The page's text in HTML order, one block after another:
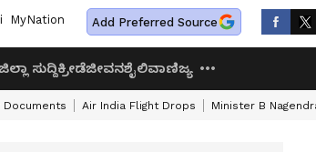
MyNation Add Preferred Source
ಸುದ್ದಿಕ್ರೀಡೆಜೀವನಶೈಲಿವಾಣಿಜ್ಯ
Documents Air India Flight Drops Minister B